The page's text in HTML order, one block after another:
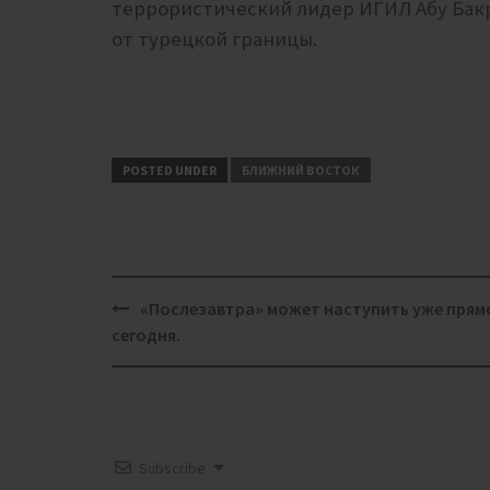
террористический лидер ИГИЛ Абу
от турецкой границы.
POSTED UNDER БЛИЖНИЙ ВОСТОК
Post
navigation
«Послезавтра» может наступить уже
сегодня.